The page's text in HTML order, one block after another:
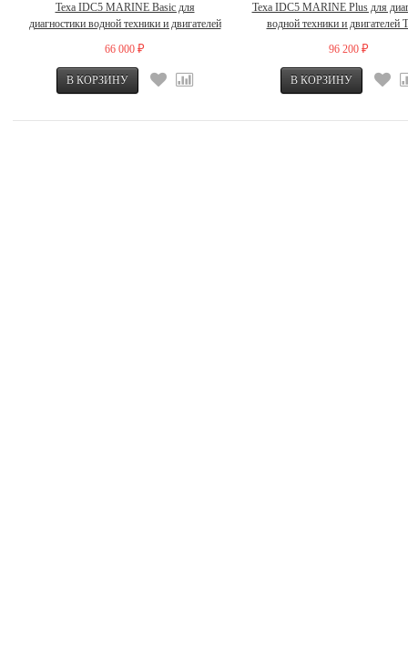
Texa IDC5 MARINE Basic для
диагностики водной техники и двигателей
66 000 ₽
Texa IDC5 MARINE Plus для
водной техники и двигателей
96 200 ₽